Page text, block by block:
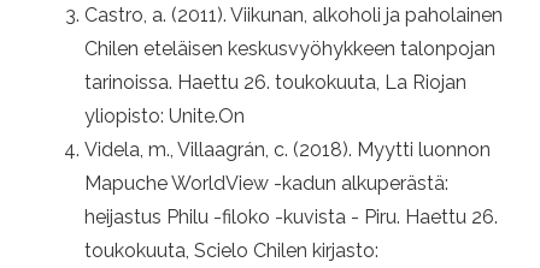
Castro, a. (2011). Viikunan, alkoholi ja paholainen
Chilen eteläisen keskusvyöhykkeen talonpojan
tarinoissa. Haettu 26. toukokuuta, La Riojan
yliopisto: Unite.On
Videla, m., Villaagrán, c. (2018). Myytti luonnon
Mapuche WorldView -kadun alkuperästä:
heijastus Philu -filoko -kuvista - Piru. Haettu 26.
toukokuuta, Scielo Chilen kirjasto: